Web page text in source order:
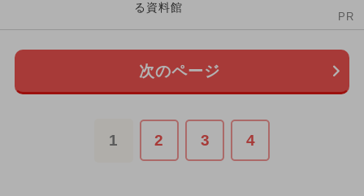
る資料館
PR
次のページ
1 2 3 4